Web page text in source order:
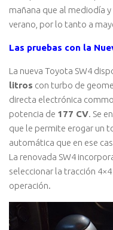
mañana que al mediodía
verano, por lo tanto a
Las pruebas con la
La nueva Toyota SW4
litros con turbo de
directa electrónica
potencia de 177 CV. Se
que le permite erogar un
automática que en ese
La renovada SW4
seleccionar la tracción
operación.